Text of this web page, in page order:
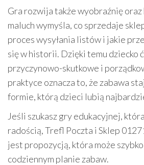
Gra rozwija także wyobraźnię
maluch wymyśla, co sprzedaje
proces wysyłania listów i jakie
się w historii. Dzięki temu dziecko
przyczynowo-skutkowe i
praktyce oznacza to, że zabawa
formie, którą dzieci lubią
Jeśli szukasz gry edukacyjnej, która
radością, Trefl Poczta i Sklep
jest propozycją, która może
codziennym planie zabaw.